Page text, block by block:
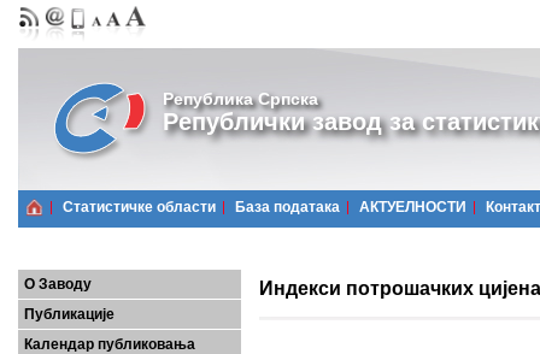
Република Српска
Републички завод за
Статистичке области Базa података АКТУЕЛНОСТИ Контакт
О Заводу
Публикације
Календар публиковања
Индекси потрошачких